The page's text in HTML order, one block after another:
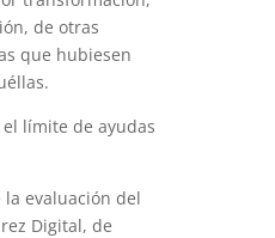
de otras
que hubiesen
límite de ayudas
evaluación del
Digital, de